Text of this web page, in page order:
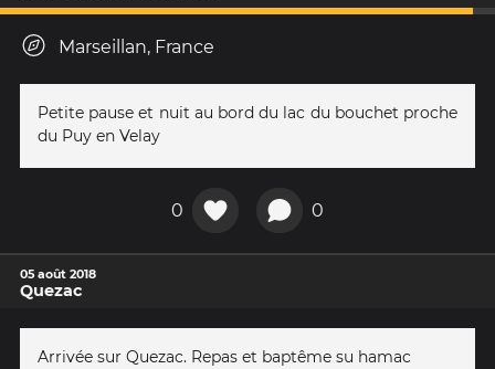
Marseillan, France
Petite pause et nuit au bord du lac du bouchet proche
du Puy en Velay
0 0
05 août 2018
Quezac
Arrivée sur Quezac. Repas et baptême su hamac